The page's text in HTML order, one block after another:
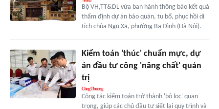
Bộ VH,TT&DL vừa ban hành thông báo kết quả
thẩm định dự án bảo quản, tu bổ, phục hồi di
tích chùa Ngũ Xã, phường Ba Đình (Hà Nội).
Kiểm toán 'thúc' chuẩn mực, dự
án đầu tư công 'nâng chất' quản
trị
Công tác kiểm toán trở thành 'bộ lọc' quan
trọng, giúp các chủ đầu tư siết lại quy trình và